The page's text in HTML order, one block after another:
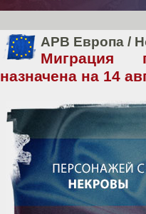
APB Европа /
Миграция
назначена на 14